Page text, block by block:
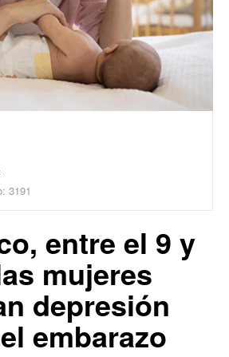
3191
entre el 9 y
mujeres
depresión
embarazo